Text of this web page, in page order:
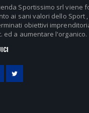
Sportissimo srl viene
ai sani valori dello Sport
obiettivi
ed a aumentare l'organico.